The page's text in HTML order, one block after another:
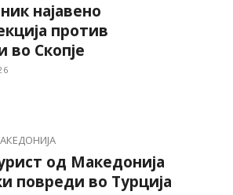
најавено
против
во Скопје
од Македонија
повреди во Турција